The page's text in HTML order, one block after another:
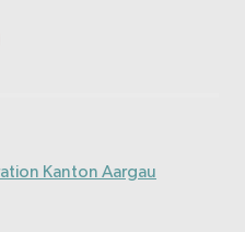
Kanton Aargau